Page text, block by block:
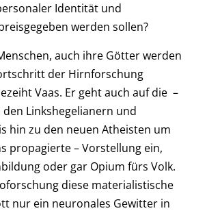
Identität und
werden sollen?
auch ihre Götter werden
der Hirnforschung
Vaas. Er geht auch auf die –
den Linkshegelianern und
hin zu den neuen Atheisten um
propagierte – Vorstellung ein,
oder gar Opium fürs Volk.
diese materialistische
nur ein neuronales Gewitter in